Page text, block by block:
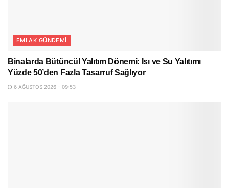
EMLAK GÜNDEMI
Binalarda Bütüncül Yalıtım Dönemi: Isı ve Su Yalıtımı
Yüzde 50’den Fazla Tasarruf Sağlıyor
6 AĞUSTOS 2026 - 09:53